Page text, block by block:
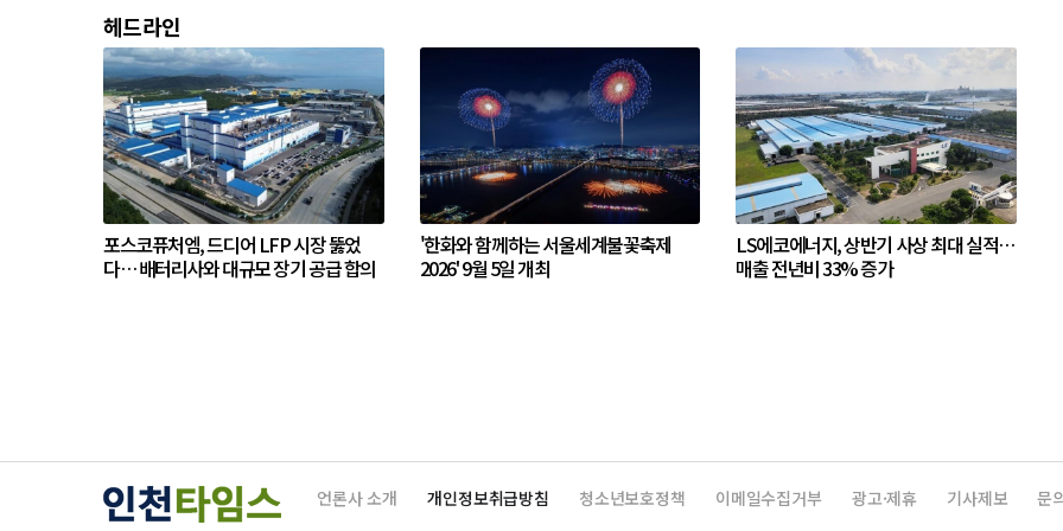
헤드라인
포스코퓨처엠, 드디어 LFP 시장 뚫었
다… 배터리사와 대규모 장기 공급 합의
'한화와 함께하는 서울세계불꽃축제
2026' 9월 5일 개최
LS에코에너지, 상반기 사상 최대 실적…
매출 전년비 33% 증가
언론사 소개 개인정보취급방침 청소년보호정책 이메일수집거부 광고·제휴 기사제보 문